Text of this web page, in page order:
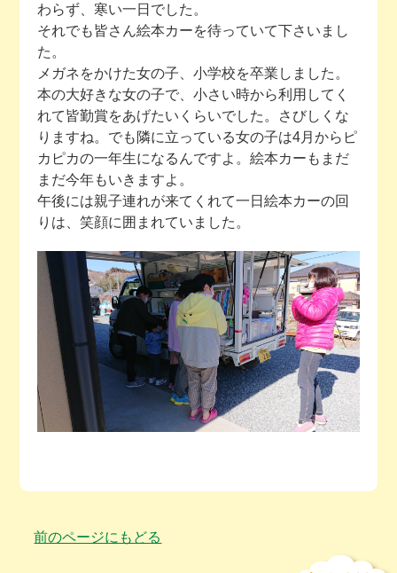
わらず、寒い一日でした。
それでも皆さん絵本カーを待っていて下さいまし
た。
メガネをかけた女の子、小学校を卒業しました。
本の大好きな女の子で、小さい時から利用してく
れて皆勤賞をあげたいくらいでした。さびしくな
りますね。でも隣に立っている女の子は4月からピ
カピカの一年生になるんですよ。絵本カーもまだ
まだ今年もいきますよ。
午後には親子連れが来てくれて一日絵本カーの回
りは、笑顔に囲まれていました。
前のページにもどる